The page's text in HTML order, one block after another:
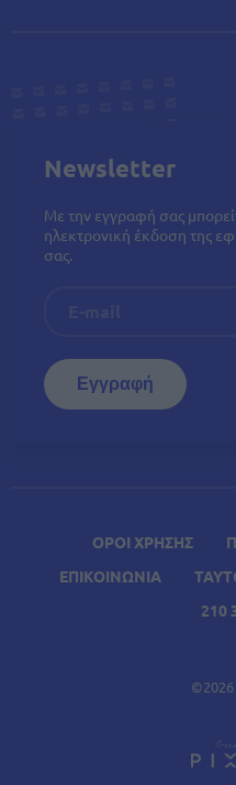
A
ΟΡΟΙ ΧΡΗΣΗΣ
ΕΠΙΚΟΙΝΩΝΙΑ
210
Newsletter
Με την εγγραφή σας
ηλεκτρονική έκδοση της
σας.